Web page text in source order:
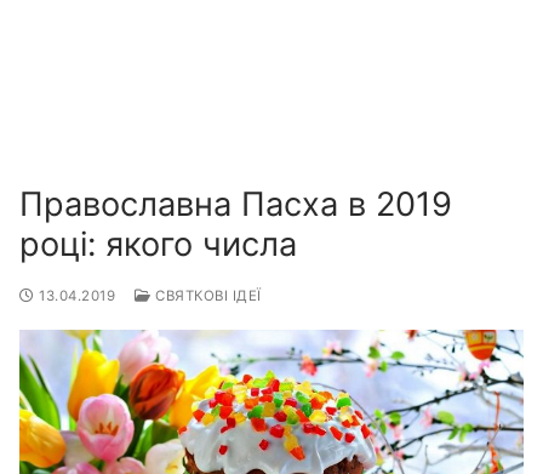
Православна Пасха в 2019
році: якого числа
13.04.2019 СВЯТКОВІ ІДЕЇ